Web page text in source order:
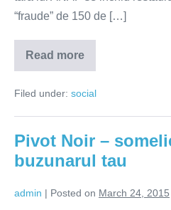
“fraude” de 150 de […]
Read more
Tara
lui
Filed under: social
Pivot Noir –
buzunarul tau
admin | Posted on March 24, 2015